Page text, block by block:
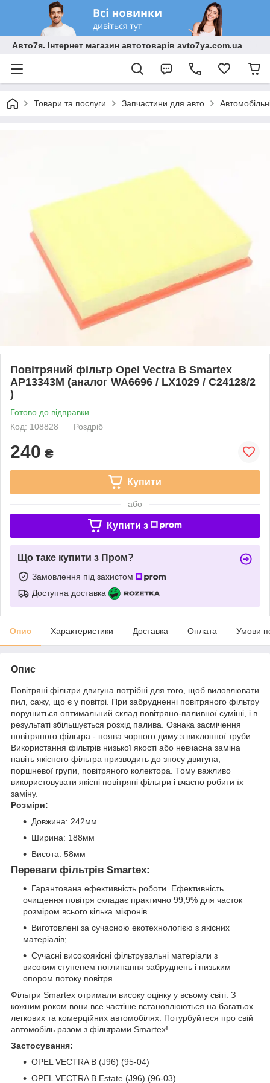
Авто7я. Інтернет магазин автотоварів avto7ya.com.ua
Товари та послуги Запчастини для авто
Повітряний фільтр Opel Vectra B Smartex
AP13343M (аналог WA6696 / LX1029 / C24128/2
)
Готово до відправки
Код: 108828
Роздріб
240 ₴
Купити
або
Купити з
Що таке купити з Пром?
Замовлення під захистом
Доступна доставка
Опис Характеристики Доставка Оплата Умови
Опис
Повітряні фільтри двигуна потрібні для того, щоб виловлювати
пил, сажу, що є у повітрі. При забрудненні повітряного фільтру
порушиться оптимальний склад повітряно-паливної суміші, і в
результаті збільшується розхід палива. Ознака засмічення
повітряного фільтра - поява чорного диму з вихлопної труби.
Використання фільтрів низької якості або невчасна заміна
навіть якісного фільтра призводить до зносу двигуна,
поршневої групи, повітряного колектора. Тому важливо
використовувати якісні повітряні фільтри і вчасно робити їх
заміну.
Розміри:
Довжина: 242мм
Ширина: 188мм
Висота: 58мм
Переваги фільтрів Smartex:
Гарантована ефективність роботи. Ефективність
очищення повітря складає практично 99,9% для часток
розміром всього кілька мікронів.
Виготовлені за сучасною екотехнологією з якісних
матеріалів;
Сучасні високоякісні фільтрувальні матеріали з
високим ступенем поглинання забруднень і низьким
опором потоку повітря.
Фільтри Smartex отримали високу оцінку у всьому світі. З
кожним роком вони все частіше встановлюються на багатьох
легкових та комерційних автомобілях. Потурбуйтеся про свій
автомобіль разом з фільтрами Smartex!
Застосування:
OPEL VECTRA B (J96) (95-04)
OPEL VECTRA B Estate (J96) (96-03)